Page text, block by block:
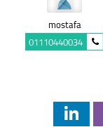
mostafa
01110440034